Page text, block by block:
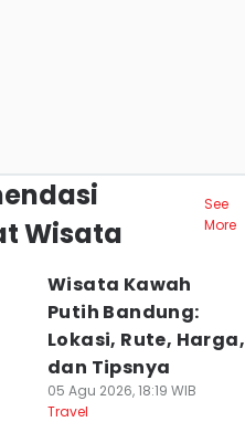
Wisata
See
More
Wisata Kawah
Putih Bandung:
Lokasi, Rute, Harga,
dan Tipsnya
05 Agu 2026, 18:19 WIB
Travel